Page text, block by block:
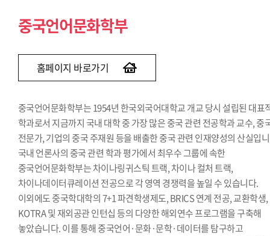
중국언어문화학부
홈페이지 바로가기
중국언어문화학부는 1954년 한국외국어대학교 개교 당시 설립된 대표
학과로서 지금까지 국내 대학 중 가장 많은 중국 관련 전공학과 교수, 중
전문가, 기업의 중국 주재원 등을 배출한 중국 관련 인재양성의 산실입
국내 언론사의 중국 관련 학과 평가에서 최우수 그룹에 속한
중국언어문화학부는 차이나링귀스틱 트랙, 차이나 컬처 트랙,
차이나데이터큐레이션 전공으로 각 영역 경쟁력을 높일 수 있습니다.
이외에도 중국학대학의 7+1 파견학생제도, BRICS 연계 전공, 교환학생,
KOTRA 및 재외공관 인턴십 등의 다양한 해외연수 프로그램을 구축해
놓았습니다. 이를 통해 중국언어·문화·문학·데이터를 탐구하고